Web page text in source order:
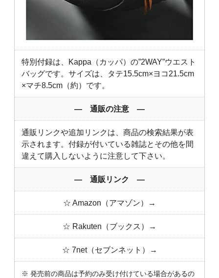
特別付録は、Kappa（カッパ）の”2WAY”ウエスト
バッグです。サイズは、タテ15.5cm×ヨコ21.5cm
×マチ8.5cm（約）です。
― 通販の注意 ―
通販リンクや追加リンクは、商品の検索結果が表
示されます。付録が付いている雑誌とその他を間
違えて購入しないように注意して下さい。
― 通販リンク ―
☆ Amazon（アマゾン）→
☆ Rakuten（ブックス）→
☆ 7net（セブンネット）→
※ 発売前の商品は予約のみ受け付けている場合があるの